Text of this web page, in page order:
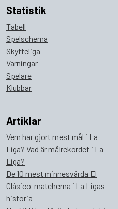
Statistik
Tabell
Spelschema
Skytteliga
Varningar
Spelare
Klubbar
Artiklar
Vem har gjort mest mål i La
Liga? Vad är målrekordet i La
Liga?
De 10 mest minnesvärda El
Clásico-matcherna i La Ligas
historia